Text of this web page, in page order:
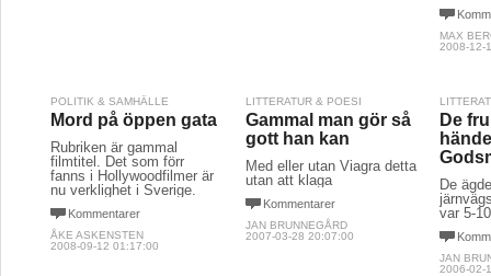
MAX
2008-12-
POLITIK & SAMHÄLLE
Mord på öppen gata
Rubriken är gammal
filmtitel. Det som förr
fanns i Hollywoodfilmer är
nu verklighet i Sverige.
Kommentarer
ÅKE ASKENSTEN
2008-09-12 01:17:00
LITTERATUR & POESI
Gammal man gör så
gott han kan
Med eller utan Viagra detta
utan att klaga
Kommentarer
JAN BRUNNEGÅRD
2007-03-28 20:07:00
De
De
var 5-
JAN
2006-02-